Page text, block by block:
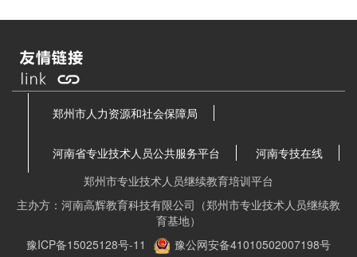
郑州市人力资源和社会保障局
河南省专业技术人员公共服务平台
河南专技在线
郑州市专业技术人员继续教育培训平台
主办方：河南高辉教育科技有限公司（郑州市专业技术人员继续教
育基地）
豫ICP备15025128号-11
豫公网安备41010502007198号